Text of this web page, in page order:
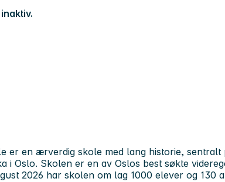
er en ærverdig skole med lang historie, sentralt
i Oslo. Skolen er en av Oslos best søkte
2026 har skolen om lag 1000 elever og 130